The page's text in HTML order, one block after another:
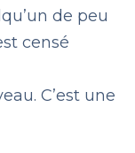
de peu
censé
C’est une